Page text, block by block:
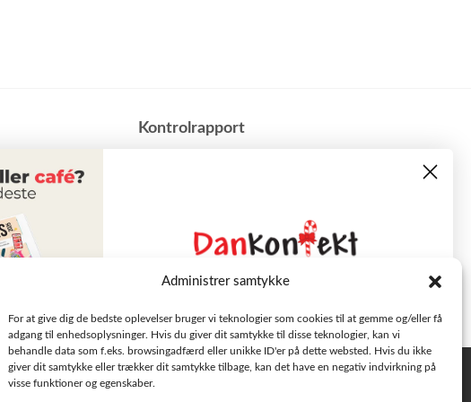
Administrer samtykke
For at give dig de bedste oplevelser bruger vi teknologier som cookies til at gemme og/eller få
adgang til enhedsoplysninger. Hvis du giver dit samtykke til disse teknologier, kan vi
behandle data som f.eks. browsingadfærd eller unikke ID'er på dette websted. Hvis du ikke
giver dit samtykke eller trækker dit samtykke tilbage, kan det have en negativ indvirkning på
visse funktioner og egenskaber.
​Kontrolrapport
Privatlivspolitik
Læs tilbudsavisen
Se aktuelle tilbud